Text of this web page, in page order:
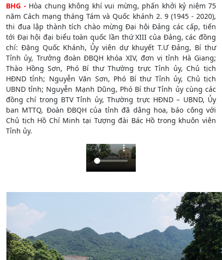
BHG -Hòa chung không khí vui mừng, phấn khởi kỷ niệm 75
năm Cách mạng tháng Tám và Quốc khánh 2. 9 (1945 - 2020),
thi đua lập thành tích chào mừng Đại hội Đảng các cấp, tiến
tới Đại hội đại biểu toàn quốc lần thứ XIII của Đảng, các đồng
chí: Đặng Quốc Khánh, Ủy viên dự khuyết T.Ư Đảng, Bí thư
Tỉnh ủy, Trưởng đoàn ĐBQH khóa XIV, đơn vị tỉnh Hà Giang;
Thào Hồng Sơn, Phó Bí thư Thường trực Tỉnh ủy, Chủ tịch
HĐND tỉnh; Nguyễn Văn Sơn, Phó Bí thư Tỉnh ủy, Chủ tịch
UBND tỉnh; Nguyễn Mạnh Dũng, Phó Bí thư Tỉnh ủy cùng các
đồng chí trong BTV Tỉnh ủy, Thường trực HĐND – UBND, Ủy
ban MTTQ, Đoàn ĐBQH của tỉnh đã dâng hoa, báo công với
Chủ tịch Hồ Chí Minh tại Tượng đài Bác Hồ trong khuôn viên
Tỉnh ủy.